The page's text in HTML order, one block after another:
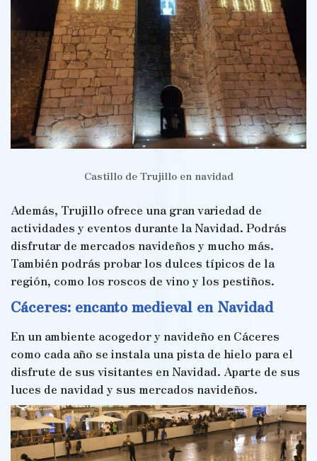
Castillo de Trujillo en navidad
Además, Trujillo ofrece una gran variedad de
actividades y eventos durante la Navidad. Podrás
disfrutar de mercados navideños y mucho más.
También podrás probar los dulces típicos de la
región, como los roscos de vino y los pestiños.
Cáceres: encanto medieval en Navidad
En un ambiente acogedor y navideño en Cáceres
como cada año se instala una pista de hielo para el
disfrute de sus visitantes en Navidad. Aparte de sus
luces de navidad y sus mercados navideños.